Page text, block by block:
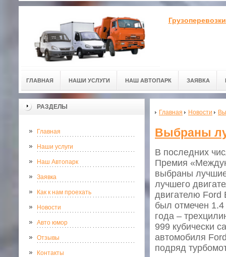
ГЛАВНАЯ НАШИ УСЛУГИ НАШ АВТОПАРК ЗАЯВКА
РАЗДЕЛЫ
Главная
Наши услуги
Наш Автопарк
Заявка
Как к нам проехать
Новости
Авто юмор
Отзывы
Контакты
Главная Новости
Выбраны
В последних
Премия
выбраны
лучшего
двигателю Ford
был отмечен
года –
999 кубически
автомобиля
подряд